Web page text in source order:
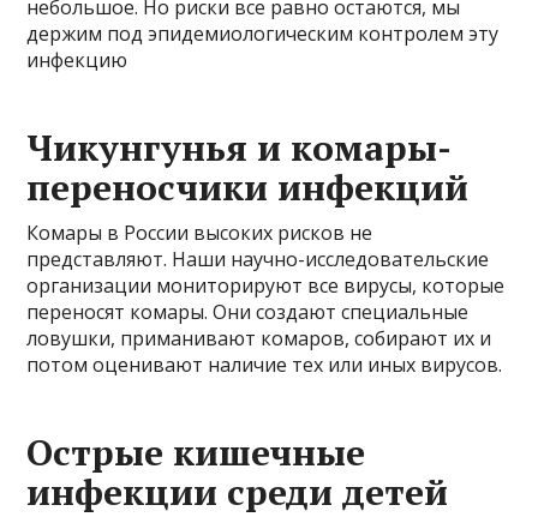
небольшое. Но риски все равно остаются, мы
держим под эпидемиологическим контролем эту
инфекцию
Чикунгунья и комары-
переносчики инфекций
Комары в России высоких рисков не
представляют. Наши научно-исследовательские
организации мониторируют все вирусы, которые
переносят комары. Они создают специальные
ловушки, приманивают комаров, собирают их и
потом оценивают наличие тех или иных вирусов.
Острые кишечные
инфекции среди детей